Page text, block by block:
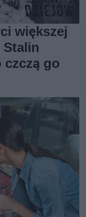
większej
czczą go